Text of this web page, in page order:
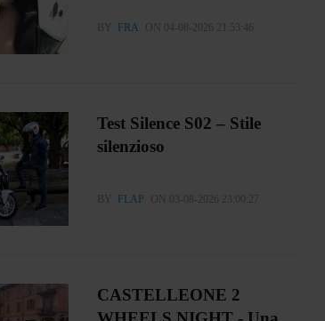
BY FRA ON 04-08-2026 21:53:46
Test Silence S02 – Stile
silenzioso
BY FLAP ON 03-08-2026 23:00:27
CASTELLEONE 2